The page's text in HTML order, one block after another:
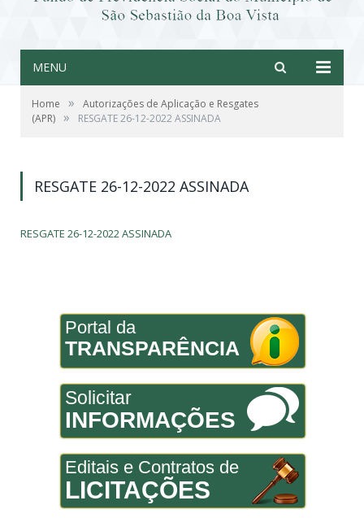
MENU
Home »
Autorizações de Aplicação e Resgates
(APR) » RESGATE 26-12-2022 ASSINADA
RESGATE 26-12-2022 ASSINADA
RESGATE 26-12-2022 ASSINADA
Portal da
TRANSPARÊNCIA
Solicitar
INFORMAÇÕES
Editais e Contratos de
LICITAÇÕES